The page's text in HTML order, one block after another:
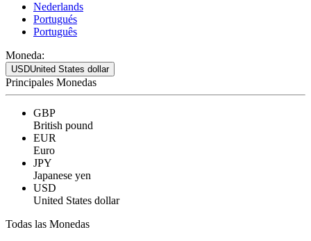
Nederlands
Portugués
Português
Moneda:
USDUnited States dollar
Principales Monedas
GBP
British pound
EUR
Euro
JPY
Japanese yen
USD
United States dollar
Todas las Monedas